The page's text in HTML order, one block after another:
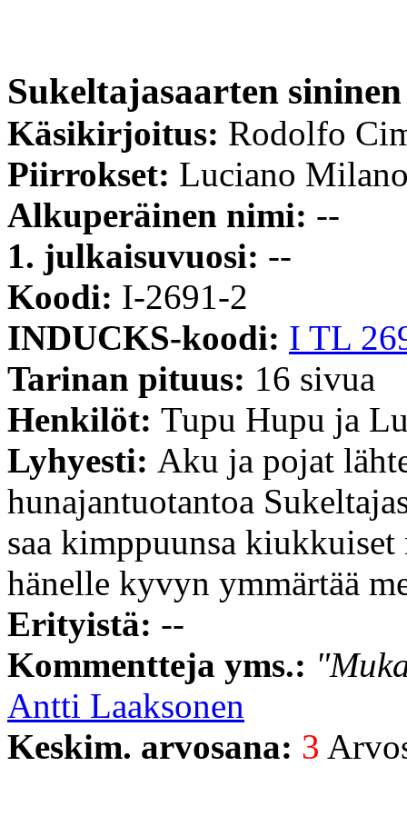
Sukeltajasaarten
Käsikirjoitus: Rodolfo
Piirrokset: Luciano
Alkuperäinen nimi: --
1. julkaisuvuosi: --
Koodi: I-2691-2
INDUCKS-koodi: I TL
Tarinan pituus: 16 sivua
Henkilöt: Tupu Hupu ja
Lyhyesti: Aku ja pojat
hunajantuotantoa
saa kimppuunsa
hänelle kyvyn ymmärtää
Erityistä: --
Kommentteja yms.:
Antti Laaksonen
Keskim. arvosana: 3